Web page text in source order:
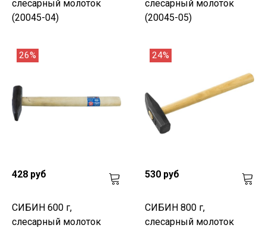
слесарный молоток
(20045-04)
слесарный молоток
(20045-05)
26%
428 руб
СИБИН 600 г,
слесарный молоток
24%
530 руб
СИБИН 800 г,
слесарный молоток